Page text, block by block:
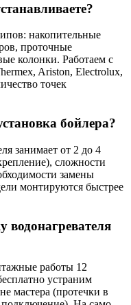
накопительные
проточные
колонки. Работаем с
Ariston, Electrolux,
точек
бойлера?
занимает от 2 до 4
сложности
замены
монтируются быстрее
водонагревателя
работы 12
устраним
мастера (протечки в